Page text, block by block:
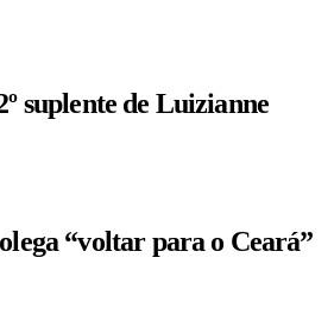
suplente de Luizianne
“voltar para o Ceará”